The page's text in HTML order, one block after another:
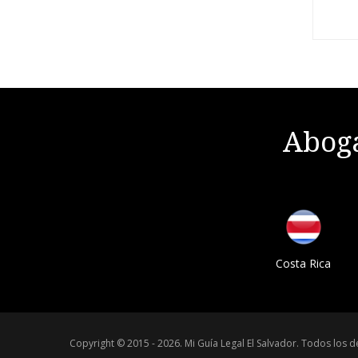
Costa Rica
Copyright © 2015 - 2026. Mi Guía Legal El Salvador. Todos los